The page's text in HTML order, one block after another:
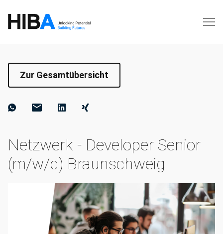
Zur Gesamtübersicht
Netzwerk - Developer Senior
(m/w/d) Braunschweig